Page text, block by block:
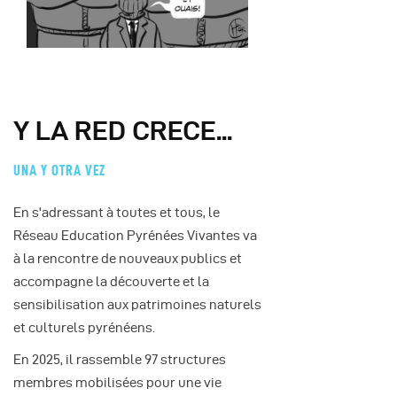
Y LA RED CRECE...
UNA Y OTRA VEZ
En s'adressant à toutes et tous, le
Réseau Education Pyrénées Vivantes va
à la rencontre de nouveaux publics et
accompagne la découverte et la
sensibilisation aux patrimoines naturels
et culturels pyrénéens.
En 2025, il rassemble 97 structures
membres mobilisées pour une vie